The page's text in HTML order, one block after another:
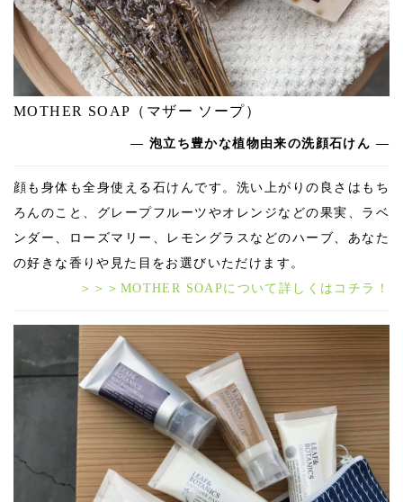
MOTHER SOAP（マザー ソープ）
― 泡立ち豊かな植物由来の洗顔石けん —
顔も身体も全身使える石けんです。洗い上がりの良さはもち
ろんのこと、グレープフルーツやオレンジなどの果実、ラベ
ンダー、ローズマリー、レモングラスなどのハーブ、あなた
の好きな香りや見た目をお選びいただけます。
＞＞＞MOTHER SOAPについて詳しくはコチラ！